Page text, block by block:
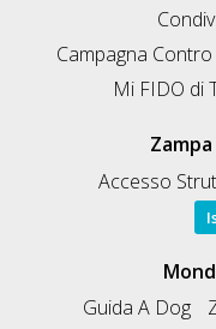
Campagna
Mi FIDO di
Accesso
Guida A Dog